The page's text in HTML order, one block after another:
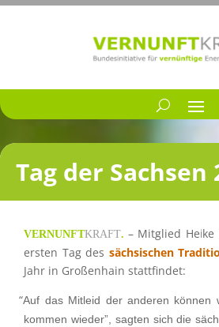
Tag der Sachsen
VERNUNFTKRAFT. – Mitglied
ersten Tag des sächsi­schen
Jahr in Großen­hain stattfindet:
“Auf das Mitleid der anderen können
kommen wieder”, sagten sich die